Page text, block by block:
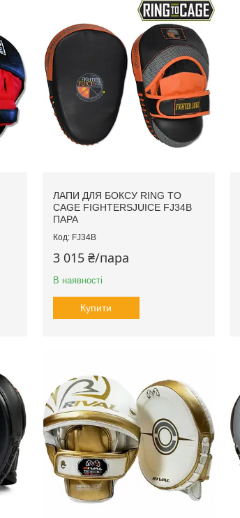
ЛАПИ ДЛЯ БОКСУ RING TO
CAGE FIGHTERSJUICE FJ34B
ПАРА
FJ34B
3 015 ₴/пара
В наявності
Купити